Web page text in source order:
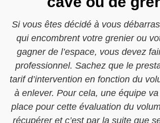
Si vous êtes décidé à vous
qui encombrent votre grenier ou
gagner de l’espace, vous devez
professionnel. Sachez que le
tarif d’intervention en fonction du
à enlever. Pour cela, une équipe
place pour cette évaluation du
récupérer et c’est par la suite que